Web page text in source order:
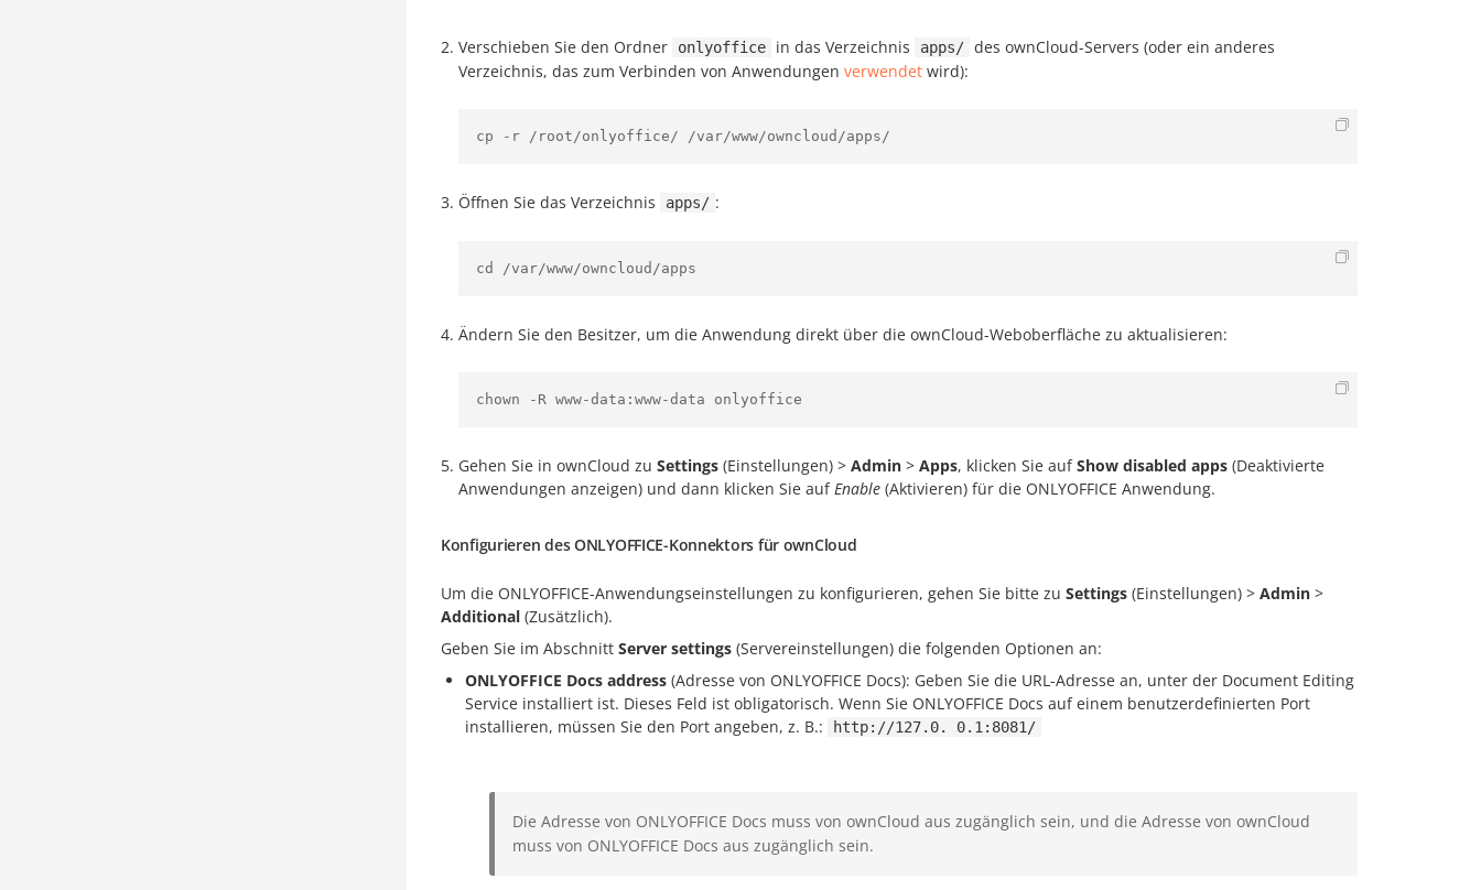
Verschieben Sie den Ordner onlyoffice in das Verzeichnis apps/ des ownCloud-Servers (oder ein anderes
Verzeichnis, das zum Verbinden von Anwendungen verwendet wird):
cp -r /root/onlyoffice/ /var/www/owncloud/apps/
Öffnen Sie das Verzeichnis apps/ :
cd /var/www/owncloud/apps
Ändern Sie den Besitzer, um die Anwendung direkt über die ownCloud-Weboberfläche zu aktualisieren:
chown -R www-data:www-data onlyoffice
Gehen Sie in ownCloud zu Settings (Einstellungen) > Admin > Apps, klicken Sie aufShow disabled apps (Deaktivierte
Anwendungen anzeigen) und dann klicken Sie aufEnable (Aktivieren) für die ONLYOFFICE Anwendung.
Konfigurieren des ONLYOFFICE-Konnektors für ownCloud
Um die ONLYOFFICE-Anwendungseinstellungen zu konfigurieren, gehen Sie bitte zu Settings (Einstellungen) > Admin >
Additional (Zusätzlich).
Geben Sie im Abschnitt Server settings (Servereinstellungen) die folgenden Optionen an:
ONLYOFFICE Docs address (Adresse von ONLYOFFICE Docs): Geben Sie die URL-Adresse an, unter der Document Editing
Service installiert ist. Dieses Feld ist obligatorisch. Wenn Sie ONLYOFFICE Docs auf einem benutzerdefinierten Port
installieren, müssen Sie den Port angeben, z. B.:
http://127.0. 0.1:8081/
Die Adresse von ONLYOFFICE Docs muss von ownCloud aus zugänglich sein, und die Adresse von ownCloud
muss von ONLYOFFICE Docs aus zugänglich sein.